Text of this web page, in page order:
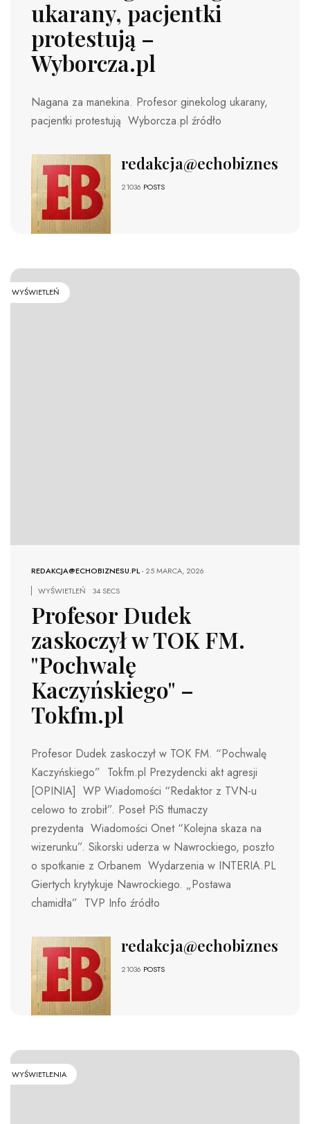
ukarany, pacjentki
protestują –
Wyborcza.pl
Nagana za manekina. Profesor ginekolog ukarany,
pacjentki protestują Wyborcza.pl źródło
redakcja@echobiznesu.pl
21036 POSTS
WYŚWIETLEŃ
REDAKCJA@ECHOBIZNESU.PL-25 MARCA, 2026
WYŚWIETLEŃ
34 SECS
Profesor Dudek
zaskoczył w TOK FM.
"Pochwalę
Kaczyńskiego" –
Tokfm.pl
Profesor Dudek zaskoczył w TOK FM. “Pochwalę
Kaczyńskiego” Tokfm.pl Prezydencki akt agresji
[OPINIA] WP Wiadomości “Redaktor z TVN-u
celowo to zrobił”. Poseł PiS tłumaczy
prezydenta Wiadomości Onet “Kolejna skaza na
wizerunku”. Sikorski uderza w Nawrockiego, poszło
o spotkanie z Orbanem Wydarzenia w INTERIA.PL
Giertych krytykuje Nawrockiego. „Postawa
chamidła” TVP Info źródło
redakcja@echobiznesu.pl
21036 POSTS
WYŚWIETLENIA